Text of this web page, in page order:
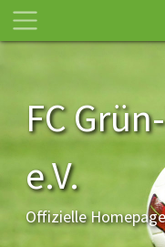
FC
e.V.
Offizielle Homepage